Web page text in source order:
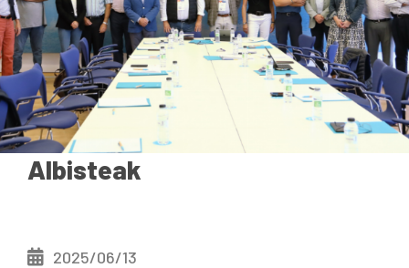
ateia Gipuzkoa
Dokumentazioa
Albisteak
Albisteak
2025/06/13